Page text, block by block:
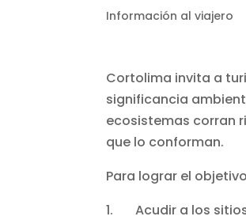
Información al viajero
Cortolima invita a
significancia
ecosistemas corran
que lo conforman.
Para lograr el
1. Acudir a los